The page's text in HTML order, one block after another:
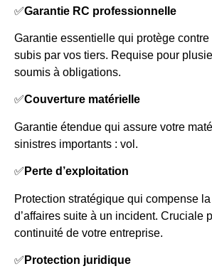
✅Garantie RC professionnelle
Garantie essentielle qui protège
subis par vos tiers. Requise pour
soumis à obligations.
✅Couverture matérielle
Garantie étendue qui assure votre
sinistres importants : vol.
✅ Perte d’exploitation
Protection stratégique qui compense
d’affaires suite à un incident. Cruciale
continuité de votre entreprise.
✅ Protection juridique